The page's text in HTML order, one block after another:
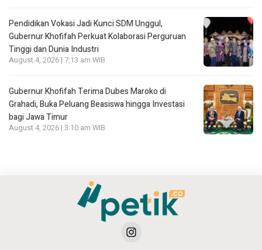
Pendidikan Vokasi Jadi Kunci SDM Unggul,
Gubernur Khofifah Perkuat Kolaborasi Perguruan
Tinggi dan Dunia Industri
August 4, 2026 | 7:13 am WIB
Gubernur Khofifah Terima Dubes Maroko di
Grahadi, Buka Peluang Beasiswa hingga Investasi
bagi Jawa Timur
August 4, 2026 | 3:10 am WIB